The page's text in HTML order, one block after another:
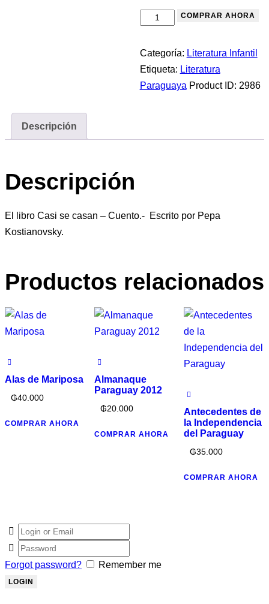
COMPRAR AHORA
Categoría: Literatura Infantil
Etiqueta: Literatura
Paraguaya Product ID: 2986
Descripción
Descripción
El libro Casi se casan – Cuento.- Escrito por Pepa
Kostianovsky.
Productos relacionados
Alas de Mariposa
₲40.000
COMPRAR AHORA
Almanaque
Paraguay 2012
₲20.000
COMPRAR AHORA
Antecedentes de
la Independencia
del Paraguay
₲35.000
COMPRAR AHORA
Forgot password? Remember me